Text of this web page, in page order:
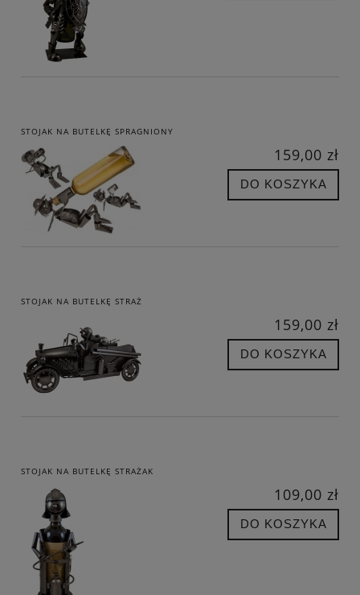
STOJAK NA BUTELKĘ SPRAGNIONY
159,00 zł
DO KOSZYKA
STOJAK NA BUTELKĘ STRAŻ
159,00 zł
DO KOSZYKA
STOJAK NA BUTELKĘ STRAŻAK
109,00 zł
DO KOSZYKA